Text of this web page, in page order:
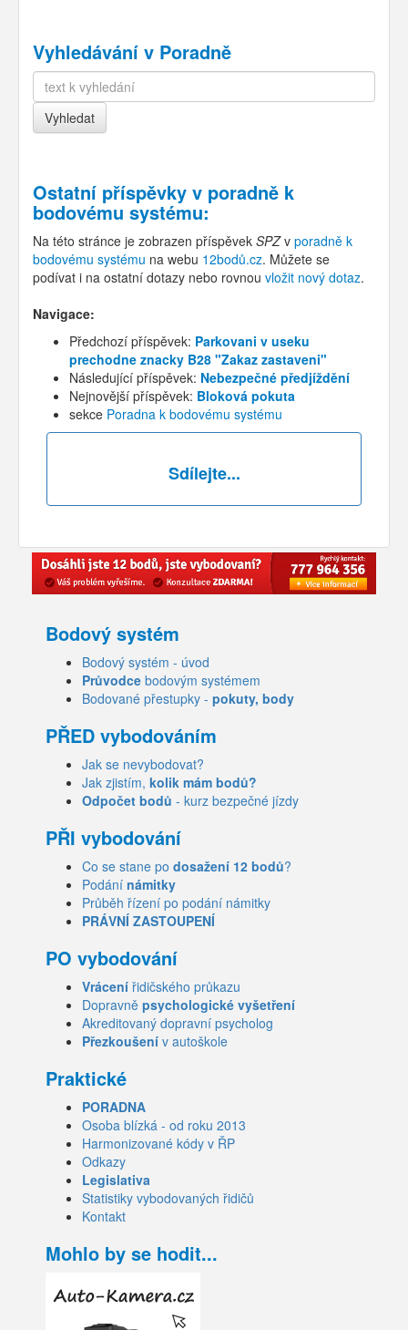
Vyhledávání v Poradně
Ostatní příspěvky v poradně k
bodovému systému:
Na této stránce je zobrazen příspěvek SPZv poradně k
bodovému systému na webu 12bodů.cz. Můžete se
podívat i na ostatní dotazy nebo rovnou vložit nový dotaz.
Navigace:
Předchozí příspěvek: Parkovani v useku
prechodne znacky B28 "Zakaz zastaveni"
Následující příspěvek: Nebezpečné předjíždění
Nejnovější příspěvek: Bloková pokuta
sekce Poradna k bodovému systému
Sdílejte...
Bodový systém
Bodový systém - úvod
Průvodce bodovým systémem
Bodované přestupky - pokuty, body
PŘED vybodováním
Jak se nevybodovat?
Jak zjistím, kolik mám bodů?
Odpočet bodů - kurz bezpečné jízdy
PŘI vybodování
Co se stane po dosažení 12 bodů?
Podání námitky
Průběh řízení po podání námitky
PRÁVNÍ ZASTOUPENÍ
PO vybodování
Vrácení řidičského průkazu
Dopravně psychologické vyšetření
Akreditovaný dopravní psycholog
Přezkoušení v autoškole
Praktické
PORADNA
Osoba blízká - od roku 2013
Harmonizované kódy v ŘP
Odkazy
Legislativa
Statistiky vybodovaných řidičů
Kontakt
Mohlo by se hodit...